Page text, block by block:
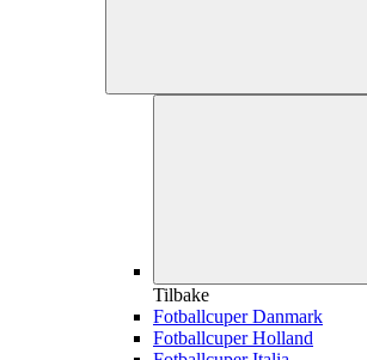
Tilbake
Fotballcuper Danmark
Fotballcuper Holland